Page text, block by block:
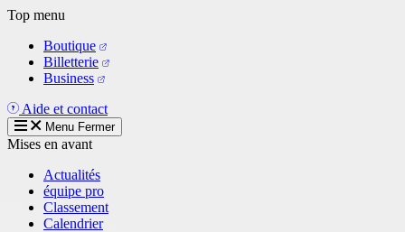
Aller
contenu
principal
Top menu
Boutique
Billetterie
Business
Aide et contact
Menu Fermer
Mises en avant
Actualités
équipe pro
Classement
Calendrier